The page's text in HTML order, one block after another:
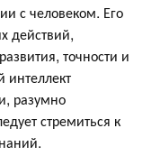
с человеком. Его
действий,
точности и
интеллект
разумно
стремиться к